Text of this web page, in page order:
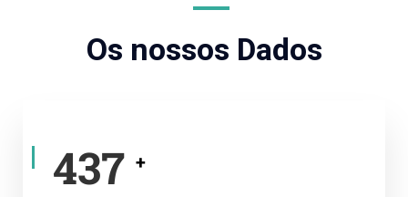
Os nossos Dados
488 +